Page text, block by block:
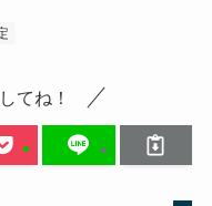
てね！